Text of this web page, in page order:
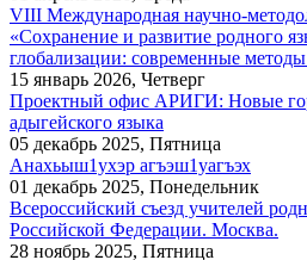
VIII Международная научно-
«Сохранение и развитие родного
глобализации: современные
15 январь 2026, Четверг
Проектный офис АРИГИ: Новые
адыгейского языка
05 декабрь 2025, Пятница
Анахьыш1ухэр агъэш1уагъэх
01 декабрь 2025, Понедельник
Всероссийский съезд учителей
Российской Федерации. Москва.
28 ноябрь 2025, Пятница